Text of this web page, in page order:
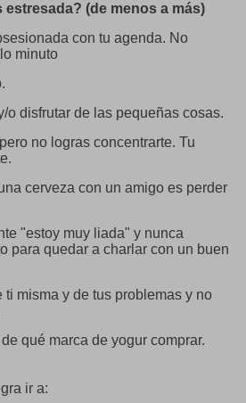
(de menos a más)
con tu agenda. No
minuto
o disfrutar de las pequeñas cosas.
no logras concentrarte. Tu
cerveza con un amigo es perder
"estoy muy liada" y nunca
para quedar a charlar con un buen
ti misma y de tus problemas y no
qué marca de yogur comprar.
ir a: